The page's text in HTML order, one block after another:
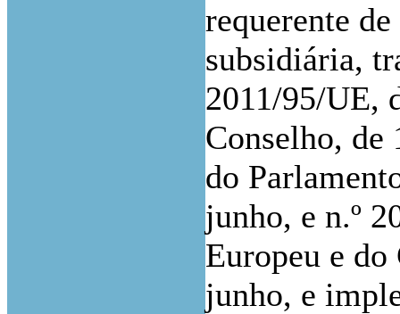
requerente
subsidiária,
2011/95/UE,
Conselho, de
do
junho, e n.º
Europeu e do
junho, e